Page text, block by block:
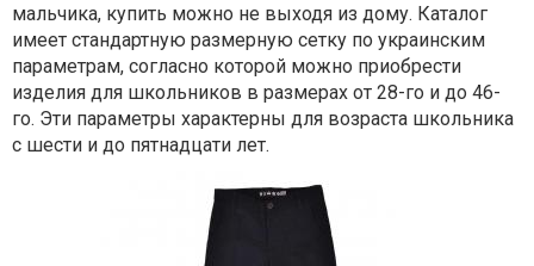
мальчика, купить можно не выходя из дому. Каталог
имеет стандартную размерную сетку по украинским
параметрам, согласно которой можно приобрести
изделия для школьников в размерах от 28-го и до 46-
го. Эти параметры характерны для возраста школьника
с шести и до пятнадцати лет.